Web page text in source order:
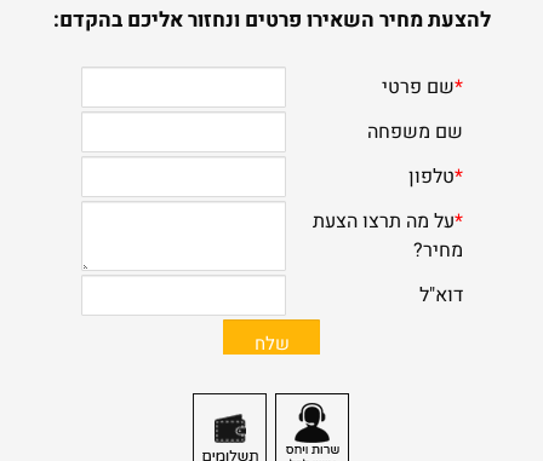
להצעת מחיר השאירו פרטים ונחזור אליכם בהקדם: